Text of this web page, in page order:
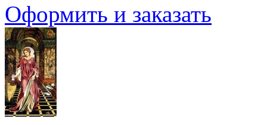
Оформить и заказать